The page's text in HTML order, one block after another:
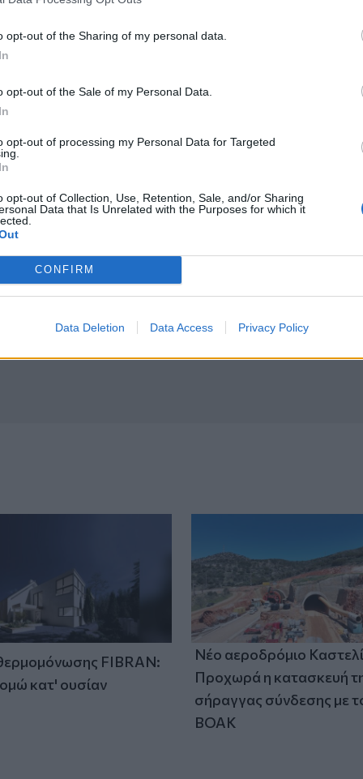
opt-out of the Sharing of my personal data.
opt-out of the Sale of my Personal Data.
opt-out of processing my Personal Data for Targeted
opt-out of Collection, Use, Retention, Sale, and/or Sharing
Data that Is Unrelated with the Purposes for which it
CONFIRM
Data Deletion Data Access Privacy Policy
ΕΊΔΗΣΗ
έργα
Δεκέμβρη τα αντιπλημμυρικά έργα
Θεσσαλονίκη: Η παρατεταμένη ανομβρία απειλεί τη
Θεσσαλονίκη: Η παρατεταμένη
ανομβρία απειλεί τη
λιμνοθάλασσα Καλοχωρίου
Χαλκιά
Σήμερα απολογείται ο 26χρονος Αφγανός για τη
Σήμερα απολογείται ο 26χρονος
Αφγανός για τη δολοφονία της
FIBRAN:
κατ' ουσίαν
Νέο αεροδρόμιο
Προχωρά η κατασκευή
σήραγγας σύνδεσης με
ΒΟΑΚ